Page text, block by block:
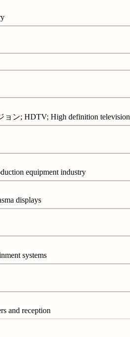
ン; HDTV; High definition television
equipment industry
displays
systems
and reception